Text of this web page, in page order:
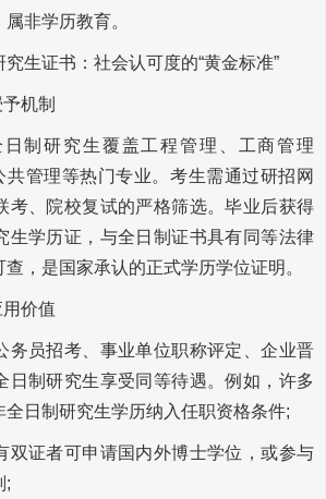
非学历教育。
证书：社会认可度的“黄金标准”
机制
研究生覆盖工程管理、工商管理
共管理等热门专业。考生需通过研招网
考、院校复试的严格筛选。毕业后获得
生学历证，与全日制证书具有同等法律
，是国家承认的正式学历学位证明。
价值
员招考、事业单位职称评定、企业晋
日制研究生享受同等待遇。例如，许多
日制研究生学历纳入任职资格条件;
证者可申请国内外博士学位，或参与
;